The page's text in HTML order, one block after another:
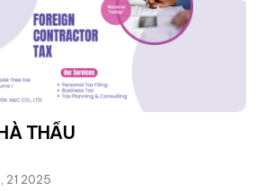
THẦU
21 2025